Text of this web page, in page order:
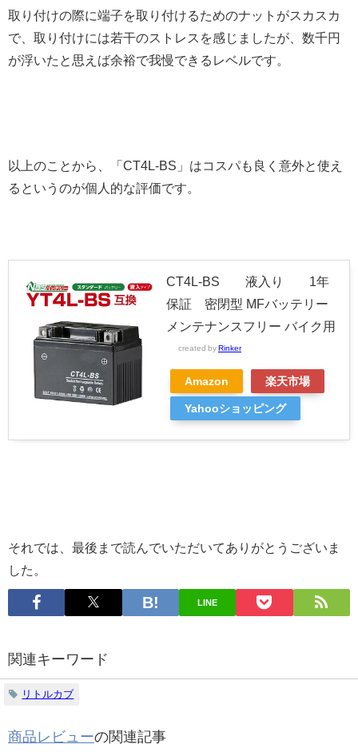
取り付けの際に端子を取り付けるためのナットがスカスカ
で、取り付けには若干のストレスを感じましたが、数千円
が浮いたと思えば余裕で我慢できるレベルです。
以上のことから、「CT4L-BS」はコスパも良く意外と使え
る というのが個人的な評価です。
CT4L-BS 液入り 1年
保証 密閉型 MFバッテリー
メンテナンスフリー バイク用
created by Rinker
Amazon 楽天市場
Yahooショッピング
それでは、最後まで読んでいただいてありがとうございま
した。
LINE
関連キーワード
リトルカブ
商品レビューの関連記事